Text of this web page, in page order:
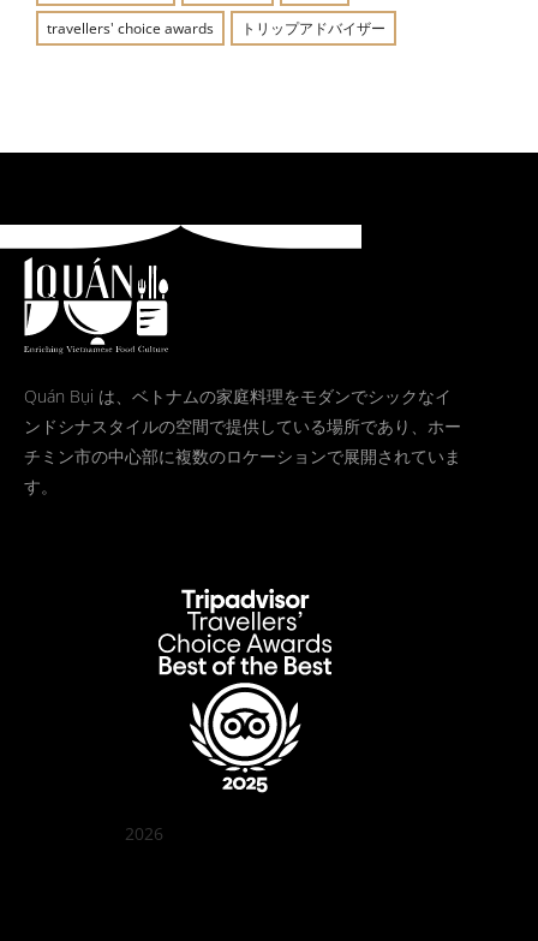
travellers' choice awards
トリップアドバイザー
Quán Bụi は、ベトナムの家庭料理をモダンでシックなイ
ンドシナスタイルの空間で提供している場所であり、ホー
チミン市の中心部に複数のロケーションで展開されていま
す。
2026